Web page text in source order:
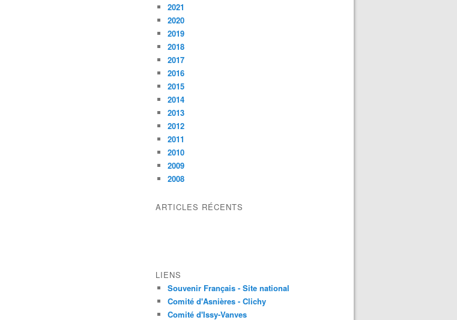
2021
2020
2019
2018
2017
2016
2015
2014
2013
2012
2011
2010
2009
2008
ARTICLES RÉCENTS
LIENS
Souvenir Français - Site national
Comité d'Asnières - Clichy
Comité d'Issy-Vanves